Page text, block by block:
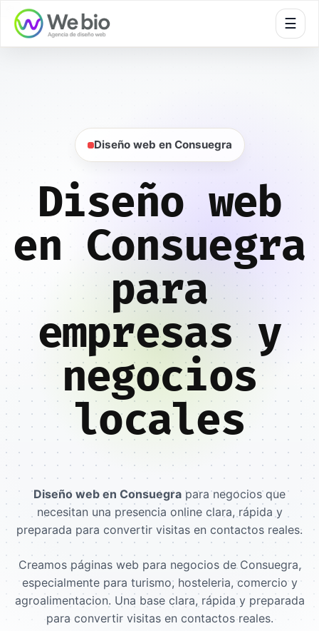
☰
Diseño web en Consuegra
Diseño web
en Consuegra
para
empresas y
negocios
locales
Diseño web en Consuegra para negocios que
necesitan una presencia online clara, rápida y
preparada para convertir visitas en contactos reales.
Creamos páginas web para negocios de Consuegra,
especialmente para turismo, hosteleria, comercio y
agroalimentacion. Una base clara, rápida y preparada
para convertir visitas en contactos reales.